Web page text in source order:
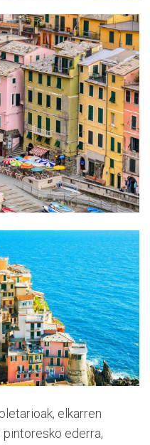
elkarren
pintoresko ederra,